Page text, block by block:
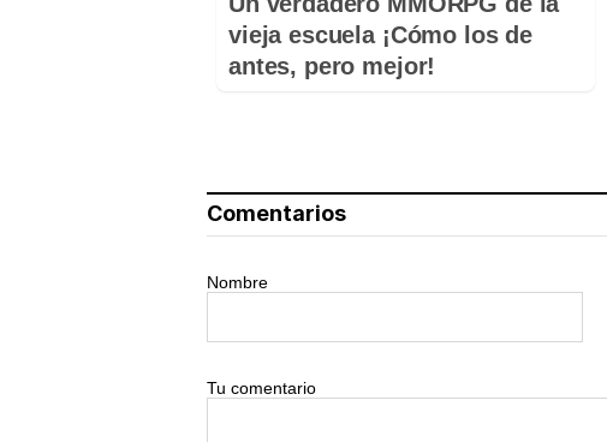
vieja escuela ¡Cómo los de
antes, pero mejor!
Comentarios
Nombre
Tu comentario